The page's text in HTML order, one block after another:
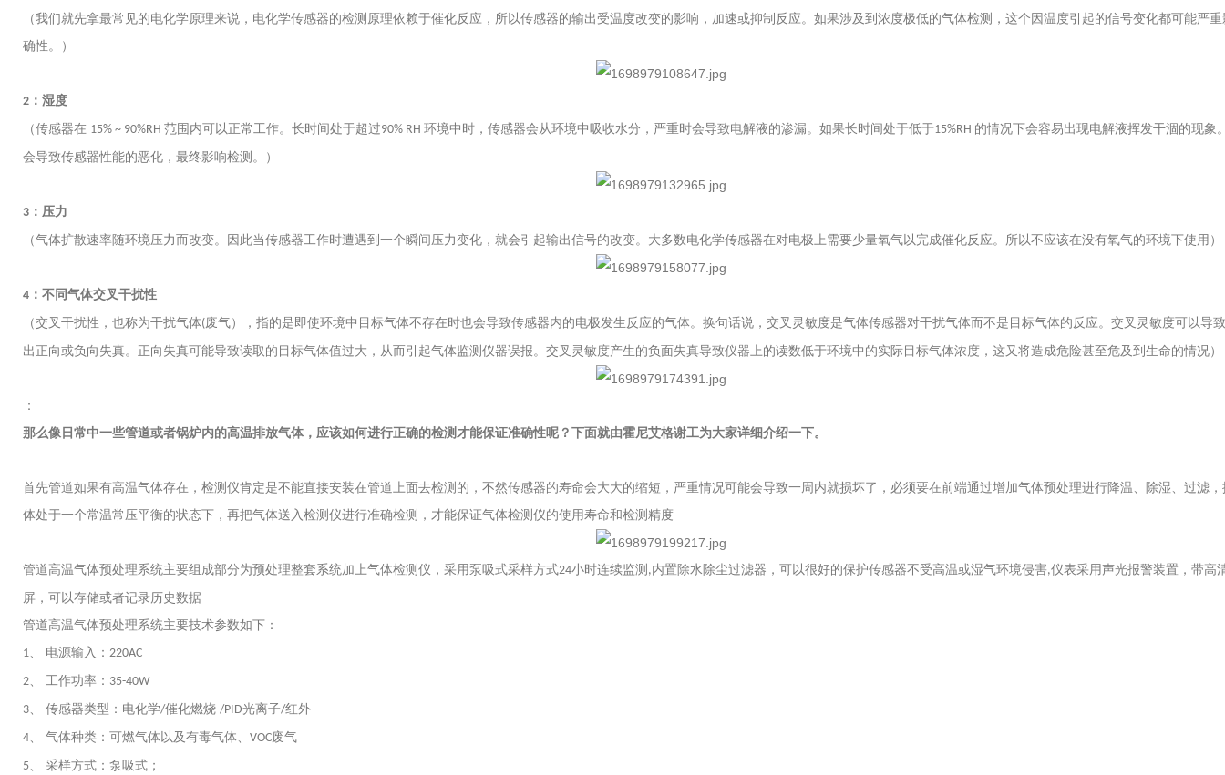
（我们就先拿最常见的电化学原理来说，电化学传感器的检测原理依赖于催化反应，所以传感器的输出受温度改变的影响，加速或抑制反应。如果涉及到浓度极低的气体检测，这个因温度引起的信号变化都可能严
确性。）
2 ：湿度
（传感器在 15% ~ 90%RH 范围内可以正常工作。长时间处于超过90% RH 环境中时，传感器会从环境中吸收水分，严重时会导致电解液的渗漏。如果长时间处于低于15%RH 的情况下会容易出现电解液挥发干涸的现象
会导致传感器性能的恶化，最终影响检测。）
3 ：压力
（气体扩散速率随环境压力而改变。因此当传感器工作时遭遇到一个瞬间压力变化，就会引起输出信号的改变。大多数电化学传感器在对电极上需要少量氧气以完成催化反应。所以不应该在没有氧气的环境下使用）
4 ：不同气体交叉干扰性
（交叉干扰性，也称为干扰气体(废气），指的是即使环境中目标气体不存在时也会导致传感器内的电极发生反应的气体。换句话说，交叉灵敏度是气体传感器对干扰气体而不是目标气体的反应。交叉灵敏度可以导
出正向或负向失真。正向失真可能导致读取的目标气体值过大，从而引起气体监测仪器误报。交叉灵敏度产生的负面失真导致仪器上的读数低于环境中的实际目标气体浓度，这又将造成危险甚至危及到生命的情况）
：
那么像日常中一些管道或者锅炉内的高温排放气体，应该如何进行正确的检测才能保证准确性呢？下面就由霍尼艾格谢工为大家详细介绍一下。
首先管道如果有高温气体存在，检测仪肯定是不能直接安装在管道上面去检测的，不然传感器的寿命会大大的缩短，严重情况可能会导致一周内就损坏了，必须要在前端通过增加气体预处理进行降温、除湿、过滤
体处于一个常温常压平衡的状态下，再把气体送入检测仪进行准确检测，才能保证气体检测仪的使用寿命和检测精度
管道高温气体预处理系统主要组成部分为预处理整套系统加上气体检测仪，采用泵吸式采样方式24小时连续监测 ,内置除水除尘过滤器，可以很好的保护传感器不受高温或湿气环境侵害,仪表采用声光报警装置，带高
屏，可以存储或者记录历史数据
管道高温气体预处理系统主要技术参数如下：
1、 电源输入： 220AC
2、 工作功率： 35-40W
3、 传感器类型：电化学/催化燃烧 /PID光离子/红外
4、 气体种类：可燃气体以及有毒气体、 VOC废气
5、 采样方式：泵吸式；